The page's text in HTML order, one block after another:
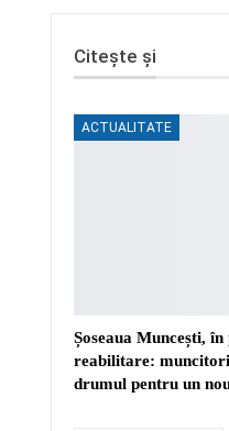
Citește și
ACTUALITATE
Șoseaua Muncești, în
reabilitare:
drumul pentru un